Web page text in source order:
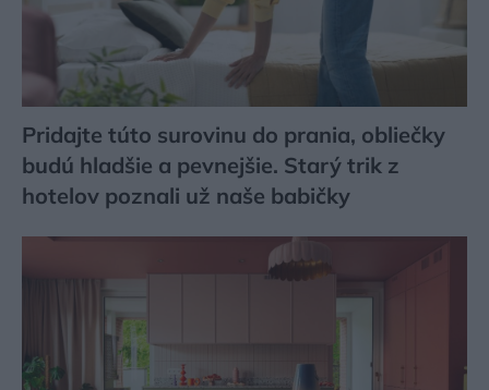
Pridajte túto surovinu do prania, obliečky
budú hladšie a pevnejšie. Starý trik z
hotelov poznali už naše babičky